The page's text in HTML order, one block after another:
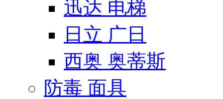
迅达 电梯
日立 广日
西奥 奥蒂斯
防毒 面具